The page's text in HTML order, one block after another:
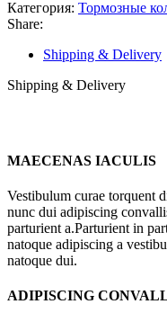
(SP1709)
дисковые
LADA
Категория: Тормозные
Share:
Shipping & Delivery
Shipping & Delivery
MAECENAS IACULIS
Vestibulum curae torquent
nunc dui adipiscing
parturient a.Parturient in
natoque adipiscing a
natoque dui.
ADIPISCING